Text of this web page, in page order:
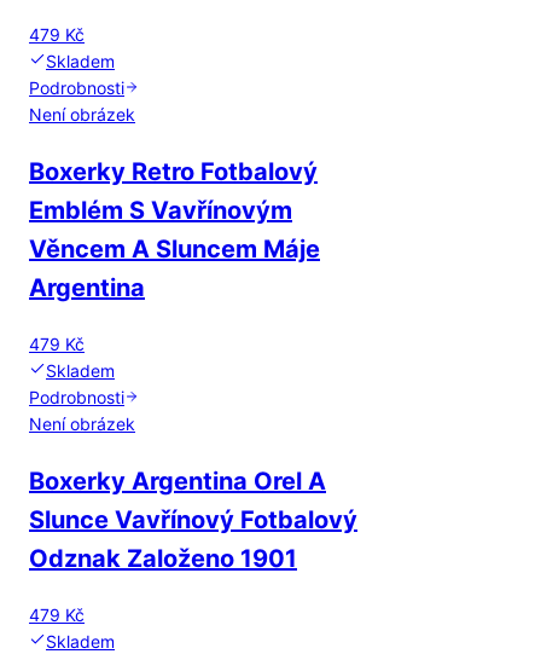
479 Kč
Skladem
Podrobnosti
Není obrázek
Boxerky Retro Fotbalový
Emblém S Vavřínovým
Věncem A Sluncem Máje
Argentina
479 Kč
Skladem
Podrobnosti
Není obrázek
Boxerky Argentina Orel A
Slunce Vavřínový Fotbalový
Odznak Založeno 1901
479 Kč
Skladem